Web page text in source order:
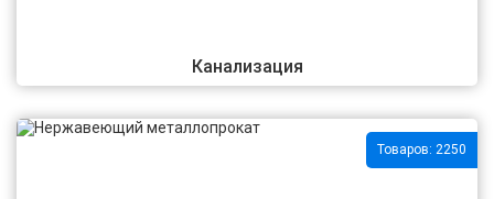
Канализация
Товаров: 2250